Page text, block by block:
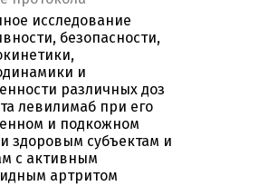
исследование
безопасности,
и
различных доз
левилимаб при его
и подкожном
здоровым субъектам и
с активным
артритом